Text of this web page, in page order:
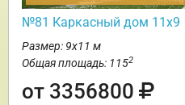
№81 Каркасный дом 11х9
Размер: 9х11 м
Общая площадь: 1152
от 3356800